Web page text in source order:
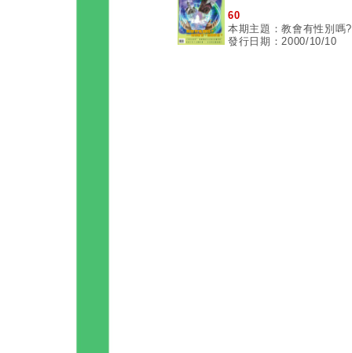
60
本期主題：教會有性別
發行日期：2000/10/10